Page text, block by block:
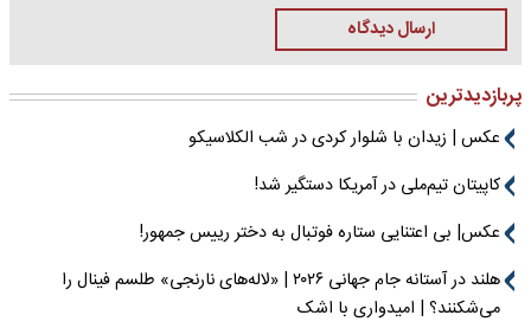
ارسال دیدگاه
پربازدیدترین
عکس | زیدان با شلوار کردی در شب الکلاسیکو
کاپیتان تیم‌ملی در آمریکا دستگیر شد!
عکس| بی اعتنایی ستاره فوتبال به دختر رییس جمهور!
هلند در آستانه جام جهانی ۲۰۲۶ | «لاله‌های نارنجی» طلسم فینال را
می‌شکنند؟ | امیدواری با اشک